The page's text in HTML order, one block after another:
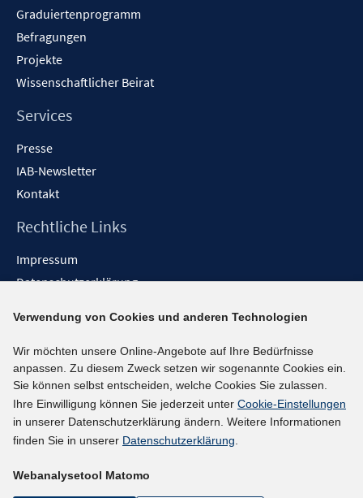
Graduiertenprogramm
Befragungen
Projekte
Wissenschaftlicher Beirat
Services
Presse
IAB-Newsletter
Kontakt
Rechtliche Links
Impressum
Datenschutzerklärung
Barrieren melden
Social-Media-Kanäle
BlueSky
YouTube
LinkedIn
kununu
Verwendung von Cookies und anderen Technologien
Wir möchten unsere Online-Angebote auf Ihre Bedürfnisse
anpassen. Zu diesem Zweck setzen wir sogenannte Cookies ein.
Sie können selbst entscheiden, welche Cookies Sie zulassen.
Ihre Einwilligung können Sie jederzeit unter Cookie-Einstellungen
in unserer Datenschutzerklärung ändern. Weitere Informationen
finden Sie in unserer Datenschutzerklärung.
Webanalysetool Matomo